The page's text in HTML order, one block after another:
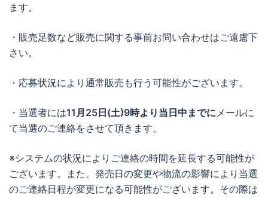
ます。
・販売足数など販売に関する事前お問い合わせはご遠慮下
さい。
・応募状況により通常販売も行う可能性がございます。
・当選者には11月25日(土)9時より当日中までにメールに
て当選のご連絡をさせて頂きます。
※システムの状況によりご連絡の時間を延長する可能性が
ございます。また、発売日の変更や物流の影響により当選
のご連絡日程が変更になる可能性がございます。その際は